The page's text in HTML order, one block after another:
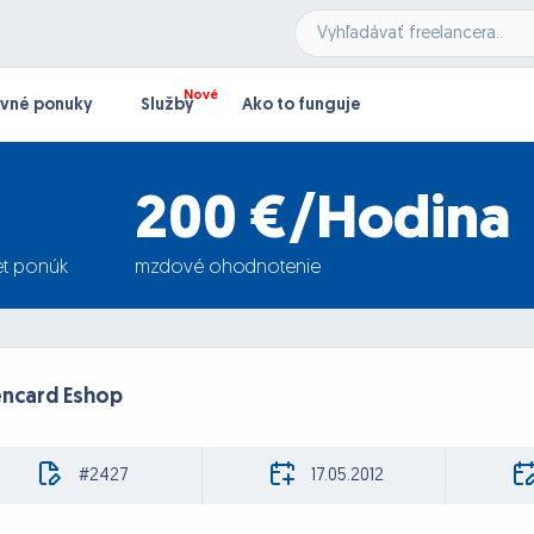
ponuky Služby Ako to funguje
ponúk
200 €/Hodina
mzdové ohodnotenie
Eshop
#2427 17.05.2012